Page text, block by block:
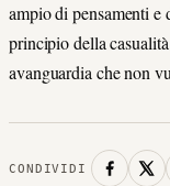
ampio di pensamenti e
principio della
avanguardia che non
CONDIVIDI